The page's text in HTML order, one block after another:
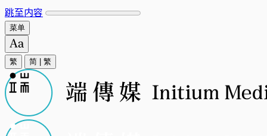
跳至内容
菜单
繁 简 繁